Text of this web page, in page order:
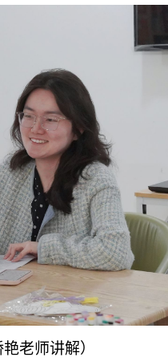
艳老师讲解）